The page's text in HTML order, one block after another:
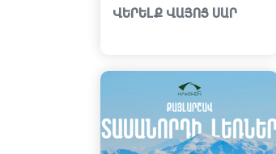
ՎԵՐԵԼՔ ՎԱՅՈՑ ՍԱՐ